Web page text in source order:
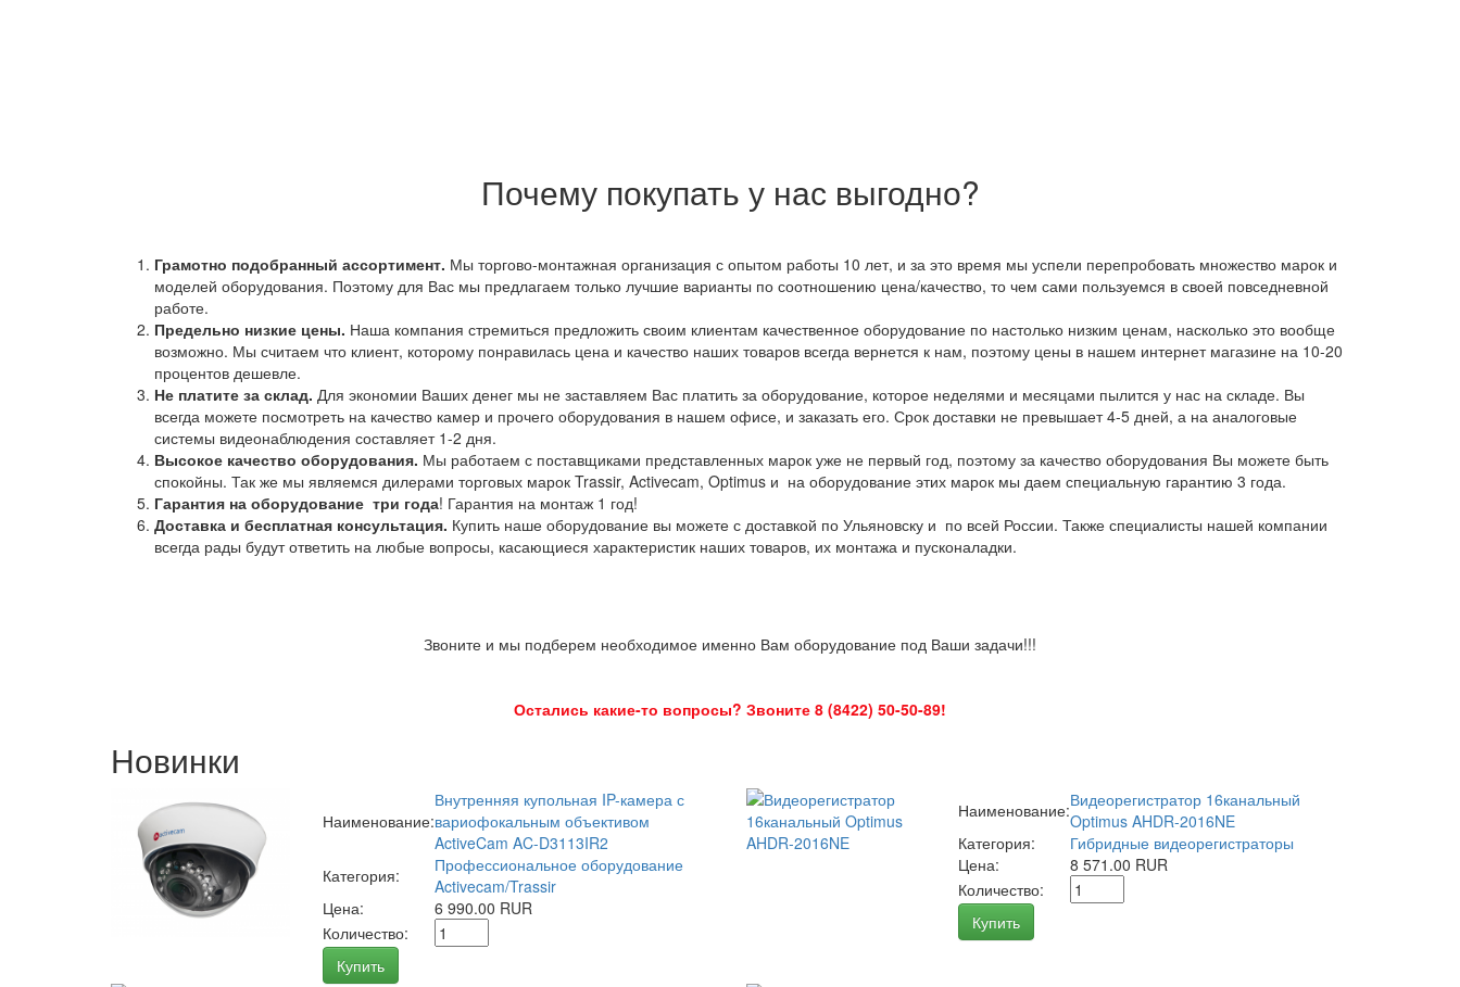
Почему покупать у нас выгодно?
Грамотно подобранный ассортимент. Мы торгово-монтажная организация с опытом работы 10 лет, и за это время мы успели перепробовать множество марок и
моделей оборудования. Поэтому для Вас мы предлагаем только лучшие варианты по соотношению цена/качество, то чем сами пользуемся в своей повседневной
работе.
Предельно низкие цены. Наша компания стремиться предложить своим клиентам качественное оборудование по настолько низким ценам, насколько это вообще
возможно. Мы считаем что клиент, которому понравилась цена и качество наших товаров всегда вернется к нам, поэтому цены в нашем интернет магазине на 10-20
процентов дешевле.
Не платите за склад. Для экономии Ваших денег мы не заставляем Вас платить за оборудование, которое неделями и месяцами пылится у нас на складе. Вы
всегда можете посмотреть на качество камер и прочего оборудования в нашем офисе, и заказать его. Срок доставки не превышает 4-5 дней, а на аналоговые
системы видеонаблюдения составляет 1-2 дня.
Высокое качество оборудования. Мы работаем с поставщиками представленных марок уже не первый год, поэтому за качество оборудования Вы можете быть
спокойны. Так же мы являемся дилерами торговых марок Trassir, Activecam, Optimus и на оборудование этих марок мы даем специальную гарантию 3 года.
Гарантия на оборудование три года! Гарантия на монтаж 1 год!
Доставка и бесплатная консультация. Купить наше оборудование вы можете с доставкой по Ульяновску и по всей России. Также специалисты нашей компании
всегда рады будут ответить на любые вопросы, касающиеся характеристик наших товаров, их монтажа и пусконаладки.
Звоните и мы подберем необходимое именно Вам оборудование под Ваши задачи!!!
Остались какие-то вопросы? Звоните 8 (8422) 50-50-89!
Новинки
Наименование:
Внутренняя купольная IP-камера с
вариофокальным объективом
ActiveCam AC-D3113IR2
Категория:
Профессиональное оборудование
Activecam/Trassir
Цена:
6 990.00 RUR
Количество:
Купить
Наименование:Видеорегистратор 16канальный
Optimus AHDR-2016NE
Категория:
Гибридные видеорегистраторы
Цена:
8 571.00 RUR
Количество:
Купить